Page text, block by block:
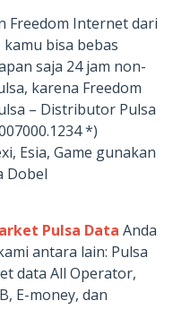
Freedom Internet dari
bisa bebas
saja 24 jam non-
karena Freedom
– Distributor Pulsa
*)
Esia, Game gunakan
Dobel
Pulsa Data Anda
antara lain: Pulsa
data All Operator,
E-money, dan